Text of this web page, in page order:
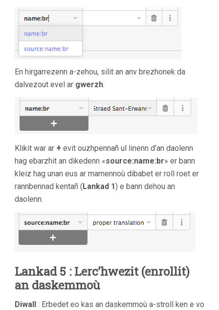
En hirgarrezenn a-zehou, silit an anv brezhonek da
dalvezout evel ar gwerzh.
Klikit war ar + evit ouzhpennañ ul linenn d’an daolenn
hag ebarzhit an dikedenn «source:name:br» er bann
kleiz hag unan eus ar mamennoù dibabet er roll roet er
rannbennad kentañ (Lankad 1) e bann dehou an
daolenn.
Lankad 5 : Lerc’hwezit (enrollit)
an daskemmoù
Diwall : Erbedet eo kas an daskemmoù a-stroll ken e vo